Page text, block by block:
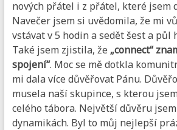
nových přátel i z přátel, které jsem
Navečer jsem si uvědomila, že mi
vstávat v 5 hodin a sedět šest a půl
Také jsem zjistila, že „connect“
spojení“. Moc se mě dotkla
mi dala více důvěřovat Pánu.
musela naší skupince, s kterou
celého tábora. Největší důvěru
dynamikách. Byl to můj nejlepší